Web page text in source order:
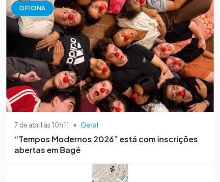
OFICINA
7 de abril às 10h11 • Geral
“Tempos Modernos 2026” está com inscrições
abertas em Bagé